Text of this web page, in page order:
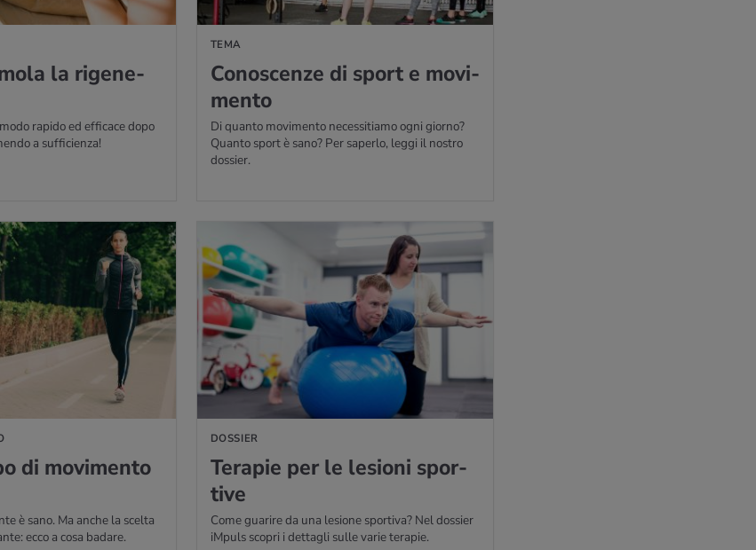
la ri­ge­ne­
rapido ed efficace dopo
a sufficienza!
TEMA
Co­no­scen­ze di sport e mo­vi­
men­to
Di quanto movimento necessitiamo ogni giorno?
Quanto sport è sano? Per saperlo, leggi il nostro
dossier.
di mo­vi­men­to
è sano. Ma anche la scelta
ecco a cosa badare.
DOSSIER
Te­ra­pie per le le­sio­ni spor­
ti­ve
Come guarire da una lesione sportiva? Nel dossier
iMpuls scopri i dettagli sulle varie terapie.